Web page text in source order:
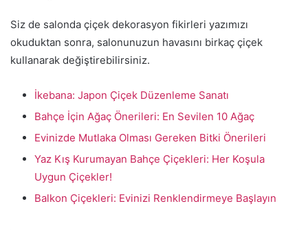
Siz de salonda çiçek dekorasyon fikirleri yazımızı
okuduktan sonra, salonunuzun havasını birkaç çiçek
kullanarak değiştirebilirsiniz.
İkebana: Japon Çiçek Düzenleme Sanatı
Bahçe İçin Ağaç Önerileri: En Sevilen 10 Ağaç
Evinizde Mutlaka Olması Gereken Bitki Önerileri
Yaz Kış Kurumayan Bahçe Çiçekleri: Her Koşula
Uygun Çiçekler!
Balkon Çiçekleri: Evinizi Renklendirmeye Başlayın